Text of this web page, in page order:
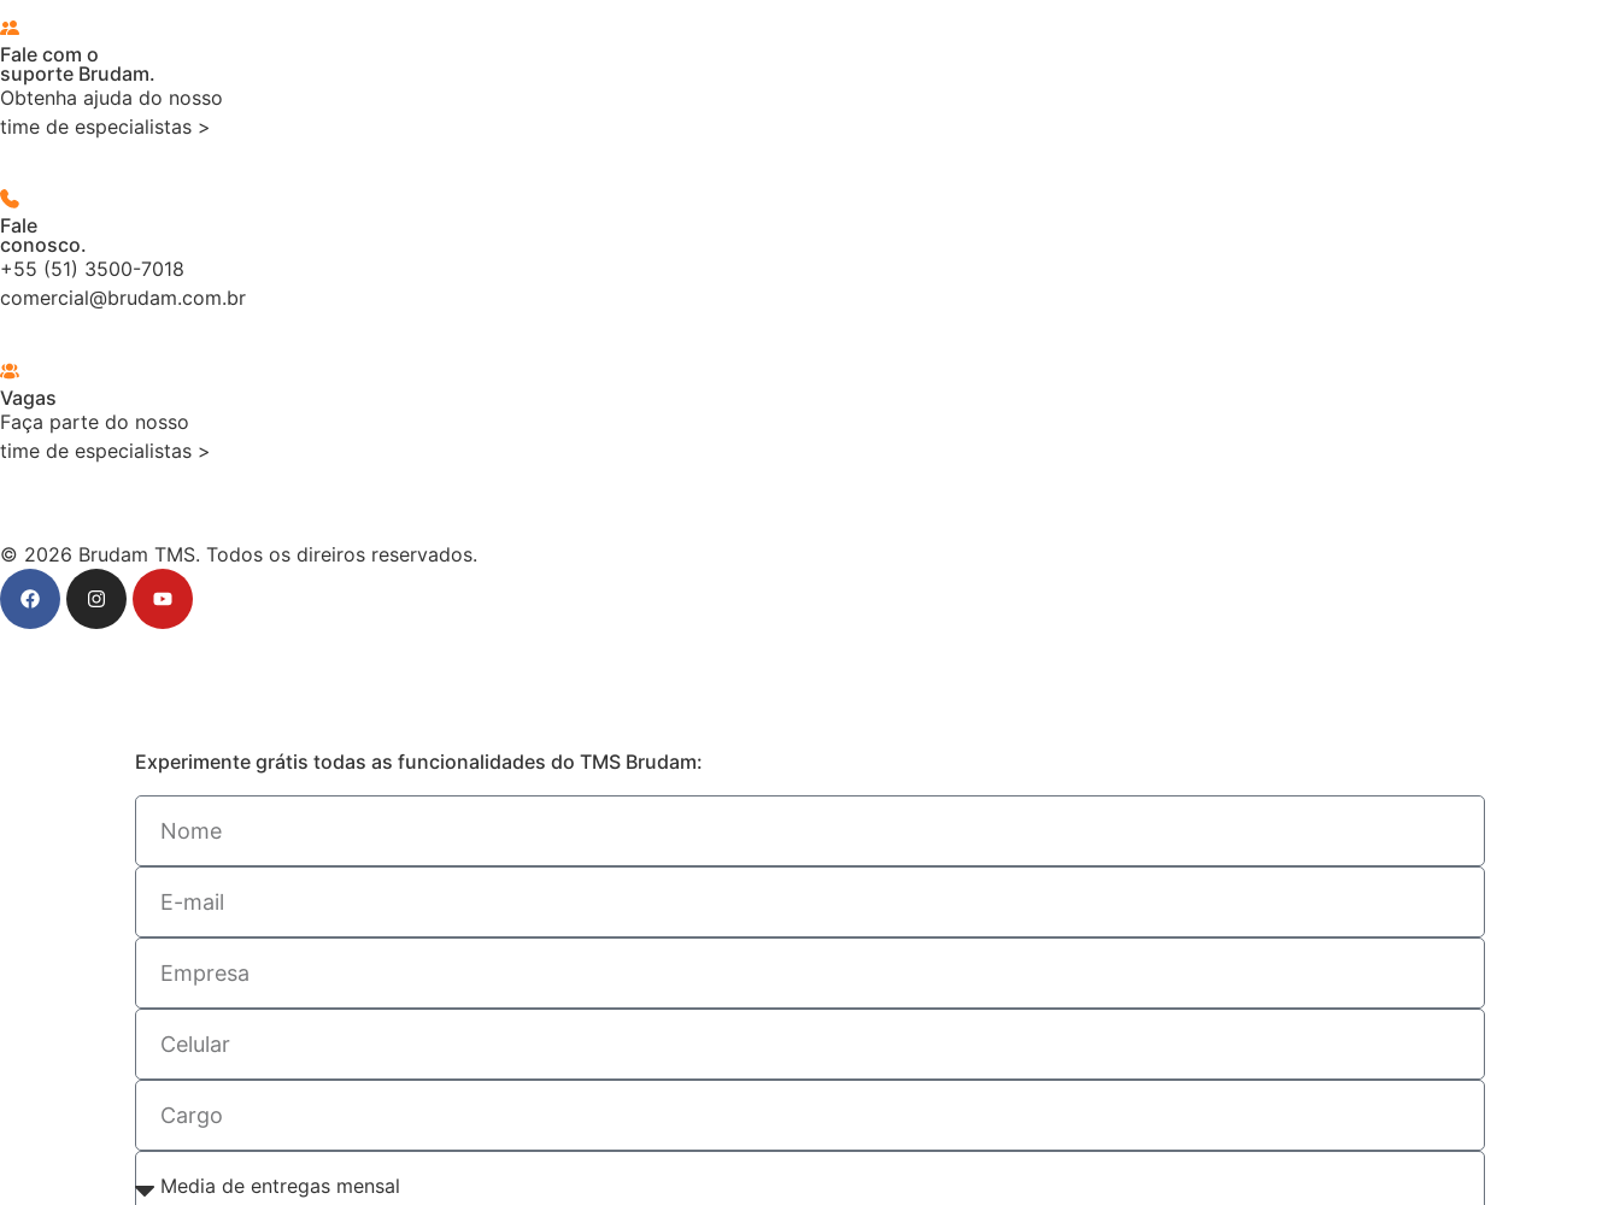
Fale com o
suporte Brudam.
Obtenha ajuda do nosso
time de especialistas >
Fale
conosco.
+55 (51) 3500-7018
comercial@brudam.com.br
Vagas
Faça parte do nosso
time de especialistas >
© 2026 Brudam TMS. Todos os direiros reservados.
Experimente grátis todas as funcionalidades do TMS Brudam: